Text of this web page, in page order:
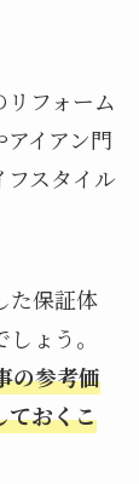
フォーム
イアン門
フスタイル
た保証体
ょう。
の参考価
ておくこ